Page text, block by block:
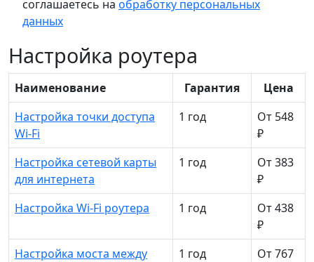
соглашаетесь на обработку персональных
данных
Настройка роутера
Наименование Гарантия
Цена
Настройка точки доступа
Wi-Fi
1 год
От 548
₽
Настройка сетевой карты
для интернета
1 год
От 383
₽
Настройка Wi-Fi роутера
1 год
От 438
₽
Настройка моста между
1 год
От 767